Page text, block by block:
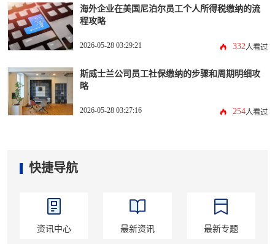
海外企业在美国尼泊尔员工个人所得税缴纳的流
程攻略
2026-05-28 03:29:21 332人看过
斯威士兰公司员工社保缴纳的步骤和周期明细攻
略
2026-05-28 03:27:16 254人看过
快捷导航
资讯中心 最新资讯 最新专题